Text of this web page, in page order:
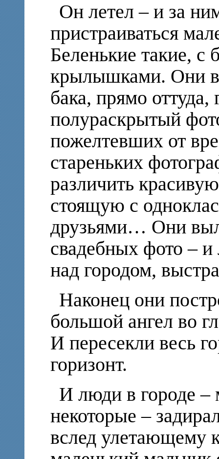
Он летел – и за
пристраиваться
Беленькие такие,
крылышками. Они
бака, прямо оттуда,
полураскрытый
пожелтевших от
стареньких
различить
стоящую с
друзьями… Они
свадебных фото – и
над городом,
Наконец они
большой ангел во
И пересекли весь
горизонт.
И люди в городе –
некоторые –
вслед улетающему